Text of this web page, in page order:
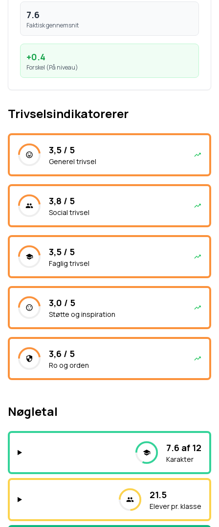
7.6
Faktisk gennemsnit
+0.4
Forskel (På niveau)
Trivselsindikatorerer
3,5 / 5
Generel trivsel
3,8 / 5
Social trivsel
3,5 / 5
Faglig trivsel
3,0 / 5
Støtte og inspiration
3,6 / 5
Ro og orden
Nøgletal
7.6 af 12
Karakter
21.5
Elever pr. klasse